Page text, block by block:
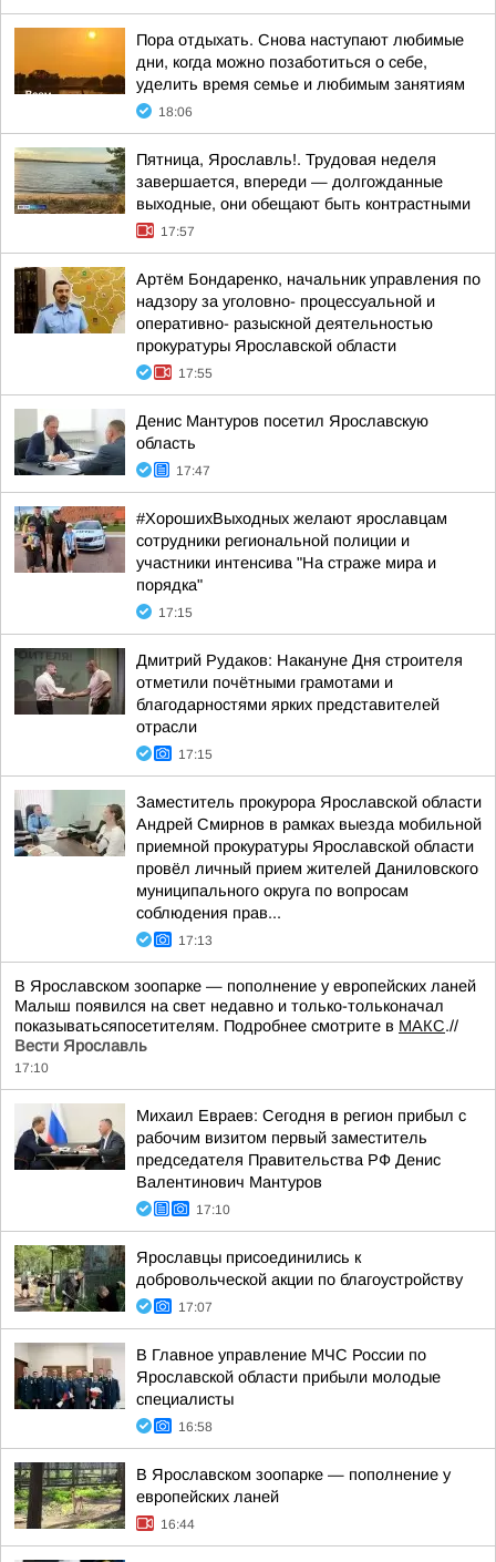
Пора отдыхать. Снова наступают любимые
дни, когда можно позаботиться о себе,
уделить время семье и любимым занятиям
18:06
Пятница, Ярославль!. Трудовая неделя
завершается, впереди — долгожданные
выходные, они обещают быть контрастными
17:57
Артём Бондаренко, начальник управления по
надзору за уголовно- процессуальной и
оперативно- разыскной деятельностью
прокуратуры Ярославской области
17:55
Денис Мантуров посетил Ярославскую
область
17:47
#ХорошихВыходных желают ярославцам
сотрудники региональной полиции и
участники интенсива "На страже мира и
порядка"
17:15
Дмитрий Рудаков: Накануне Дня строителя
отметили почётными грамотами и
благодарностями ярких представителей
отрасли
17:15
Заместитель прокурора Ярославской области
Андрей Смирнов в рамках выезда мобильной
приемной прокуратуры Ярославской области
провёл личный прием жителей Даниловского
муниципального округа по вопросам
соблюдения прав...
17:13
В Ярославском зоопарке — пополнение у европейских ланей
Малыш появился на свет недавно и только-тольконачал
показыватьсяпосетителям. Подробнее смотрите в МАКС.//
Вести Ярославль
17:10
Михаил Евраев: Сегодня в регион прибыл с
рабочим визитом первый заместитель
председателя Правительства РФ Денис
Валентинович Мантуров
17:10
Ярославцы присоединились к
добровольческой акции по благоустройству
17:07
В Главное управление МЧС России по
Ярославской области прибыли молодые
специалисты
16:58
В Ярославском зоопарке — пополнение у
европейских ланей
16:44